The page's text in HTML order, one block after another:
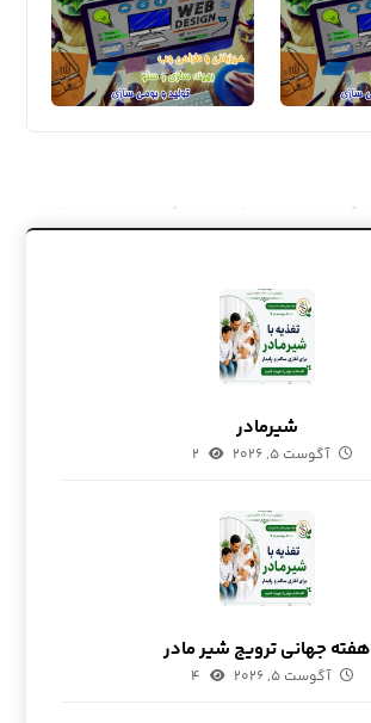
شیرمادر
آگوست ۵, ۲۰۲۶ ۲
هفته جهانی ترویج شیر مادر
آگوست ۵, ۲۰۲۶ ۴